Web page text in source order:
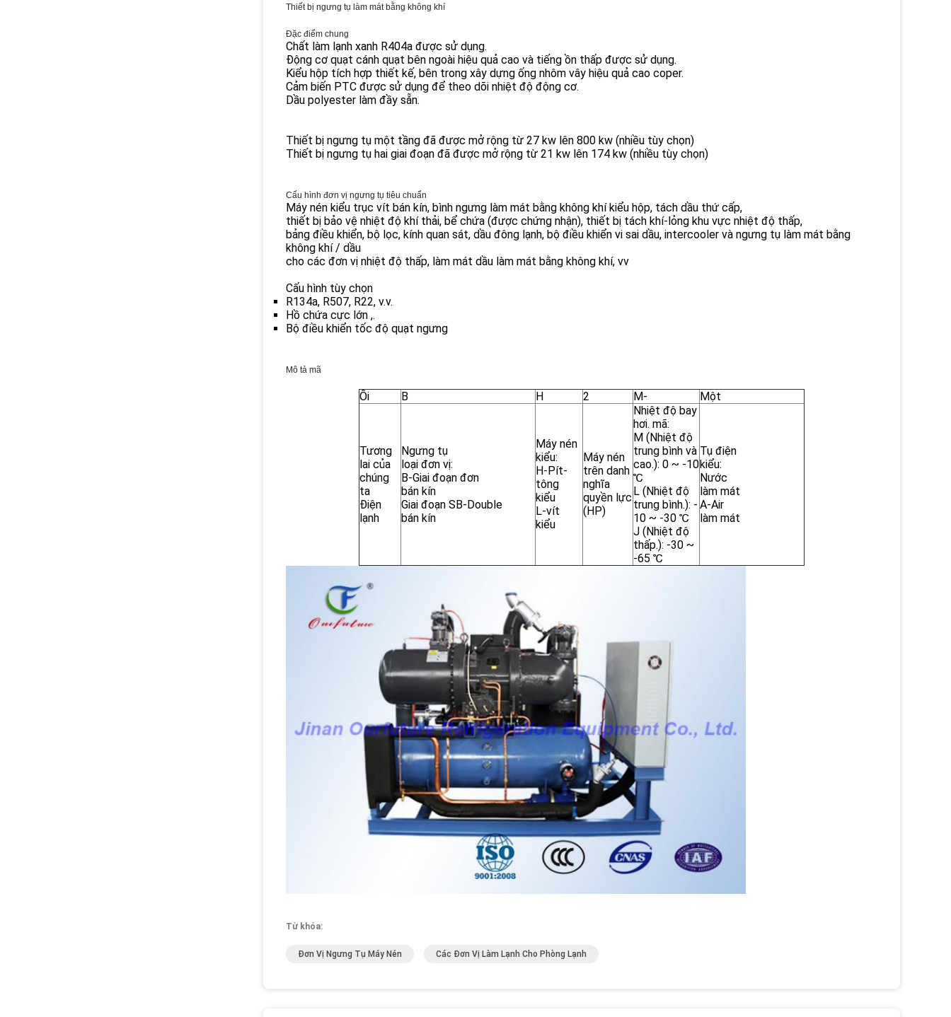
Thiết bị ngưng tụ làm mát bằng không khí
Đặc điểm chung
Chất làm lạnh xanh R404a được sử dụng.
Động cơ quạt cánh quạt bên ngoài hiệu quả cao và tiếng ồn thấp được sử dụng.
Kiểu hộp tích hợp thiết kế, bên trong xây dựng ống nhôm vây hiệu quả cao coper.
Cảm biến PTC được sử dụng để theo dõi nhiệt độ động cơ.
Dầu polyester làm đầy sẵn.
Thiết bị ngưng tụ một tầng đã được mở rộng từ 27 kw lên 800 kw (nhiều tùy chọn)
Thiết bị ngưng tụ hai giai đoạn đã được mở rộng từ 21 kw lên 174 kw (nhiều tùy chọn)
Cấu hình đơn vị ngưng tụ tiêu chuẩn
Máy nén kiểu trục vít bán kín, bình ngưng làm mát bằng không khí kiểu hộp, tách dầu thứ cấp,
thiết bị bảo vệ nhiệt độ khí thải, bể chứa (được chứng nhận), thiết bị tách khí-lỏng khu vực nhiệt độ thấp,
bảng điều khiển, bộ lọc, kính quan sát, dầu đông lạnh, bộ điều khiển vi sai dầu, intercooler và ngưng tụ làm mát bằng
không khí / dầu
cho các đơn vị nhiệt độ thấp, làm mát dầu làm mát bằng không khí, vv
Cấu hình tùy chọn
R134a, R507, R22, v.v.
Hồ chứa cực lớn ,.
Bộ điều khiển tốc độ quạt ngưng
Mô tả mã
Ôi B H 2 M- Một
Tương
lai của
chúng
ta
Điện
lạnh
Ngưng tụ
loại đơn vị:
B-Giai đoạn đơn
bán kín
Giai đoạn SB-Double
bán kín
Máy nén
kiểu:
H-Pít-
tông
kiểu
L-vít
kiểu
Máy nén
trên danh
nghĩa
quyền lực
(HP)
Nhiệt độ bay
hơi. mã:
M (Nhiệt độ
trung bình và
cao.): 0 ~ -10
℃
L (Nhiệt độ
trung bình.): -
10 ~ -30 ℃
J (Nhiệt độ
thấp.): -30 ~
-65 ℃
Tụ điện
kiểu:
Nước
làm mát
A-Air
làm mát
Từ khóa:
Đơn Vị Ngưng Tụ Máy Nén Các Đơn Vị Làm Lạnh Cho Phòng Lạnh